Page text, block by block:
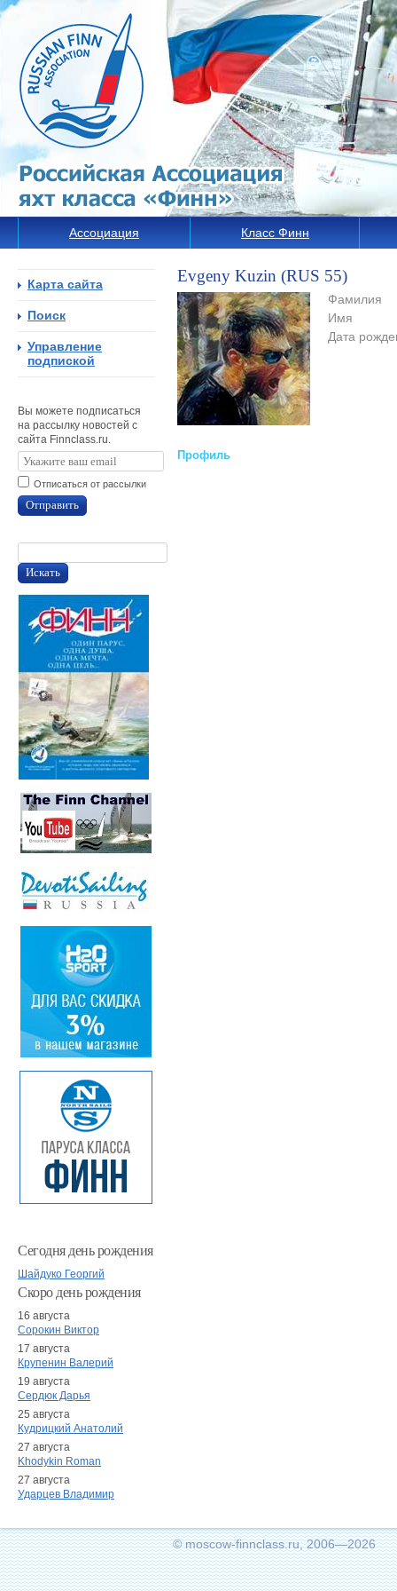
Ассоциация Класс Финн
Evgeny Kuzin (RUS 55)
Профиль
Фамилия
Имя
Дата
Карта сайта
Поиск
Управление
подпиской
Вы можете подписаться
на рассылку новостей с
сайта Finnclass.ru.
Отписаться от рассылки
Отправить
Искать
Сегодня день рождения
Шайдуко Георгий
Скоро день рождения
16 августа
Сорокин Виктор
17 августа
Крупенин Валерий
19 августа
Сердюк Дарья
25 августа
Кудрицкий Анатолий
27 августа
Khodykin Roman
27 августа
Ударцев Владимир
© moscow-finnclass.ru, 2006—2026